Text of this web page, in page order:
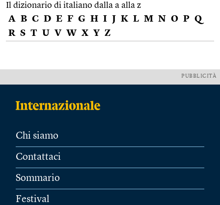
Il dizionario di italiano dalla a alla z
A B C D E F G H I J K L M N O P Q
R S T U V W X Y Z
PUBBLICITÀ
Chi siamo
Contattaci
Sommario
Festival